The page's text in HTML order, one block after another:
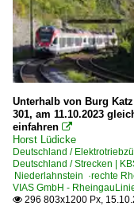
Unterhalb von Burg
301, am 11.10.2023
einfahren 
Horst Lüdicke
Deutschland /
Deutschland / Strecken |
Niederlahnstein ·rechte
VIAS GmbH -
 296 803x1200 Px,